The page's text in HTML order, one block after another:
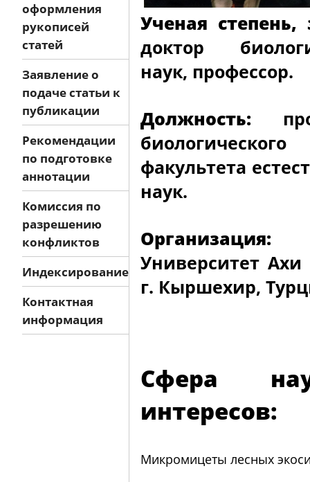
оформления
рукописей
статей
Заявление о
подаче статьи к
публикации
Рекомендации
по подготовке
аннотации
Комиссия по
разрешению
конфликтов
Индексирование
Контактная
информация
Ученая степень,
доктор
наук, профессор.
Должность:
биологического
факультета
наук.
Организация:
Университет
г. Кыршехир,
Сфера
интересов:
Микромицеты лесных